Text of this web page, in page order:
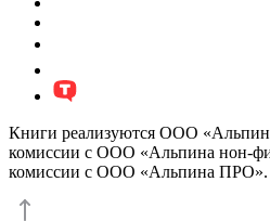
Книги реализуются ООО
комиссии с ООО «Альпина нон-
комиссии с ООО «Альпина ПРО».